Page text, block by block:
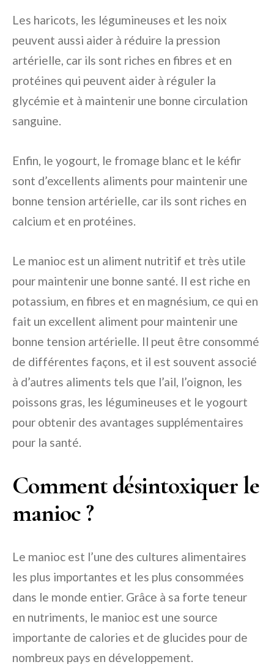
Les haricots, les légumineuses et les noix
peuvent aussi aider à réduire la pression
artérielle, car ils sont riches en fibres et en
protéines qui peuvent aider à réguler la
glycémie et à maintenir une bonne circulation
sanguine.
Enfin, le yogourt, le fromage blanc et le kéfir
sont d’excellents aliments pour maintenir une
bonne tension artérielle, car ils sont riches en
calcium et en protéines.
Le manioc est un aliment nutritif et très utile
pour maintenir une bonne santé. Il est riche en
potassium, en fibres et en magnésium, ce qui en
fait un excellent aliment pour maintenir une
bonne tension artérielle. Il peut être consommé
de différentes façons, et il est souvent associé
à d’autres aliments tels que l’ail, l’oignon, les
poissons gras, les légumineuses et le yogourt
pour obtenir des avantages supplémentaires
pour la santé.
Comment désintoxiquer le
manioc ?
Le manioc est l’une des cultures alimentaires
les plus importantes et les plus consommées
dans le monde entier. Grâce à sa forte teneur
en nutriments, le manioc est une source
importante de calories et de glucides pour de
nombreux pays en développement.